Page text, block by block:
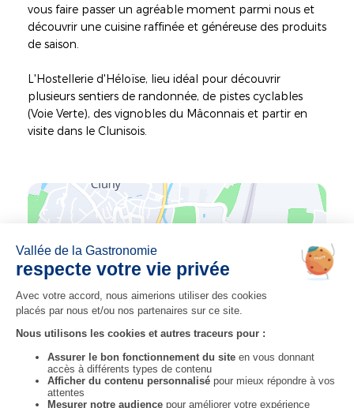
vous faire passer un agréable moment parmi nous et
découvrir une cuisine raffinée et généreuse des produits
de saison.
L'Hostellerie d'Héloïse, lieu idéal pour découvrir
plusieurs sentiers de randonnée, de pistes cyclables
(Voie Verte), des vignobles du Mâconnais et partir en
visite dans le Clunisois.